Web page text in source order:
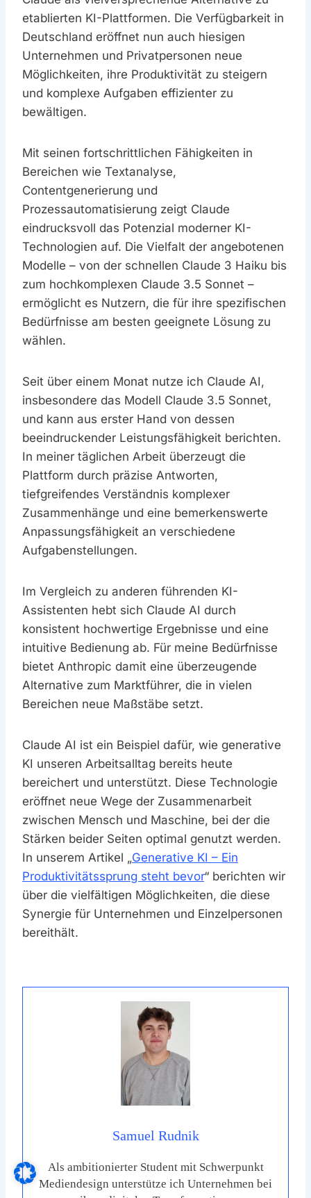
etablierten KI-Plattformen. Die Verfügbarkeit in
Deutschland eröffnet nun auch hiesigen
Unternehmen und Privatpersonen neue
Möglichkeiten, ihre Produktivität zu steigern
und komplexe Aufgaben effizienter zu
bewältigen.
Mit seinen fortschrittlichen Fähigkeiten in
Bereichen wie Textanalyse,
Contentgenerierung und
Prozessautomatisierung zeigt Claude
eindrucksvoll das Potenzial moderner KI-
Technologien auf. Die Vielfalt der angebotenen
Modelle – von der schnellen Claude 3 Haiku bis
zum hochkomplexen Claude 3.5 Sonnet –
ermöglicht es Nutzern, die für ihre spezifischen
Bedürfnisse am besten geeignete Lösung zu
wählen.
Seit über einem Monat nutze ich Claude AI,
insbesondere das Modell Claude 3.5 Sonnet,
und kann aus erster Hand von dessen
beeindruckender Leistungsfähigkeit berichten.
In meiner täglichen Arbeit überzeugt die
Plattform durch präzise Antworten,
tiefgreifendes Verständnis komplexer
Zusammenhänge und eine bemerkenswerte
Anpassungsfähigkeit an verschiedene
Aufgabenstellungen.
Im Vergleich zu anderen führenden KI-
Assistenten hebt sich Claude AI durch
konsistent hochwertige Ergebnisse und eine
intuitive Bedienung ab. Für meine Bedürfnisse
bietet Anthropic damit eine überzeugende
Alternative zum Marktführer, die in vielen
Bereichen neue Maßstäbe setzt.
Claude AI ist ein Beispiel dafür, wie generative
KI unseren Arbeitsalltag bereits heute
bereichert und unterstützt. Diese Technologie
eröffnet neue Wege der Zusammenarbeit
zwischen Mensch und Maschine, bei der die
Stärken beider Seiten optimal genutzt werden.
In unserem Artikel „Generative KI – Ein
Produktivitätssprung steht bevor“ berichten wir
über die vielfältigen Möglichkeiten, die diese
Synergie für Unternehmen und Einzelpersonen
bereithält.
Samuel Rudnik
Als ambitionierter Student mit Schwerpunkt
Mediendesign unterstütze ich Unternehmen bei